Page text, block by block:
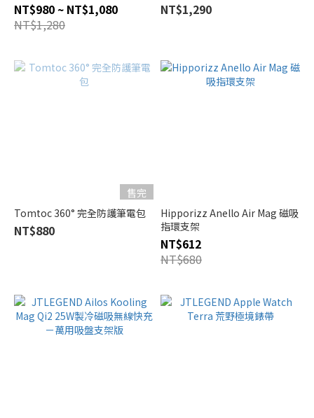
NT$980 ~ NT$1,080
NT$1,280
NT$1,290
售完
Tomtoc 360° 完全防護筆電包
NT$880
Hipporizz Anello Air Mag 磁吸
指環支架
NT$612
NT$680